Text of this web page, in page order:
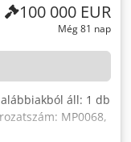
100 000 EUR
Még 81 nap
áll: 1 db
MP0068,
V-Speed / MTA